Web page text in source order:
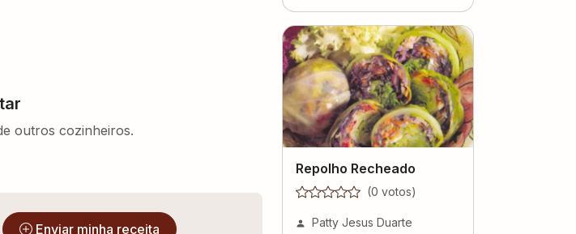
outros cozinheiros.
Enviar minha receita
Repolho Recheado
(0 votos)
Patty Jesus Duarte